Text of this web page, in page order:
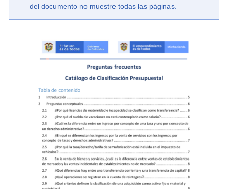
del documento no muestre todas las páginas.